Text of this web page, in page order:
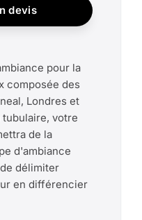
devis
pour la
composée des
Londres et
tubulaire, votre
de la
d'ambiance
délimiter
en différencier